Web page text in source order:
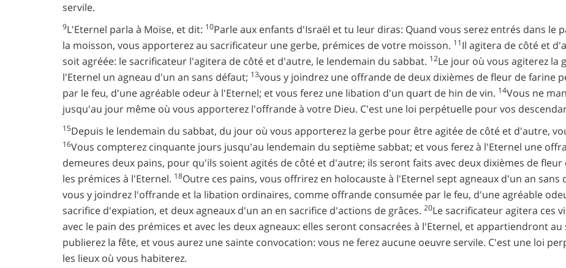
servile.
9L'Eternel parla à Moïse, et dit: 10Parle aux enfants d'Israël et tu leur diras: Quand vous serez entrés dans le
la moisson, vous apporterez au sacrificateur une gerbe, prémices de votre moisson. 11Il agitera de côté et
soit agréée: le sacrificateur l'agitera de côté et d'autre, le lendemain du sabbat. 12Le jour où vous agiterez la
l'Eternel un agneau d'un an sans défaut; 13vous y joindrez une offrande de deux dixièmes de fleur de farine
par le feu, d'une agréable odeur à l'Eternel; et vous ferez une libation d'un quart de hin de vin. 14Vous ne
jusqu'au jour même où vous apporterez l'offrande à votre Dieu. C'est une loi perpétuelle pour vos
15Depuis le lendemain du sabbat, du jour où vous apporterez la gerbe pour être agitée de côté et d'autre,
16Vous compterez cinquante jours jusqu'au lendemain du septième sabbat; et vous ferez à l'Eternel une
demeures deux pains, pour qu'ils soient agités de côté et d'autre; ils seront faits avec deux dixièmes de
les prémices à l'Eternel. 18Outre ces pains, vous offrirez en holocauste à l'Eternel sept agneaux d'un an
vous y joindrez l'offrande et la libation ordinaires, comme offrande consumée par le feu, d'une agréable
sacrifice d'expiation, et deux agneaux d'un an en sacrifice d'actions de grâces. 20Le sacrificateur agitera ces
avec le pain des prémices et avec les deux agneaux: elles seront consacrées à l'Eternel, et appartiendront
publierez la fête, et vous aurez une sainte convocation: vous ne ferez aucune oeuvre servile. C'est une loi
les lieux où vous habiterez.